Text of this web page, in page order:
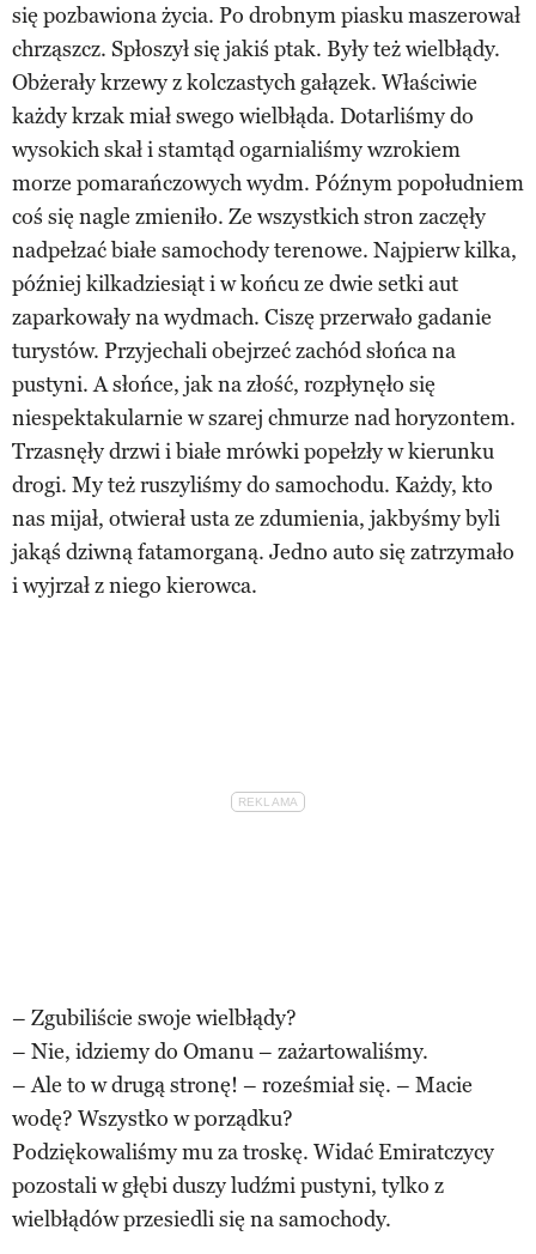
się pozbawiona życia. Po drobnym piasku maszerował
chrząszcz. Spłoszył się jakiś ptak. Były też wielbłądy.
Obżerały krzewy z kolczastych gałązek. Właściwie
każdy krzak miał swego wielbłąda. Dotarliśmy do
wysokich skał i stamtąd ogarnialiśmy wzrokiem
morze pomarańczowych wydm. Późnym popołudniem
coś się nagle zmieniło. Ze wszystkich stron zaczęły
nadpełzać białe samochody terenowe. Najpierw kilka,
później kilkadziesiąt i w końcu ze dwie setki aut
zaparkowały na wydmach. Ciszę przerwało gadanie
turystów. Przyjechali obejrzeć zachód słońca na
pustyni. A słońce, jak na złość, rozpłynęło się
niespektakularnie w szarej chmurze nad horyzontem.
Trzasnęły drzwi i białe mrówki popełzły w kierunku
drogi. My też ruszyliśmy do samochodu. Każdy, kto
nas mijał, otwierał usta ze zdumienia, jakbyśmy byli
jakąś dziwną fatamorganą. Jedno auto się zatrzymało
i wyjrzał z niego kierowca.
– Zgubiliście swoje wielbłądy?
– Nie, idziemy do Omanu – zażartowaliśmy.
– Ale to w drugą stronę! – roześmiał się. – Macie
wodę? Wszystko w porządku?
Podziękowaliśmy mu za troskę. Widać Emiratczycy
pozostali w głębi duszy ludźmi pustyni, tylko z
wielbłądów przesiedli się na samochody.